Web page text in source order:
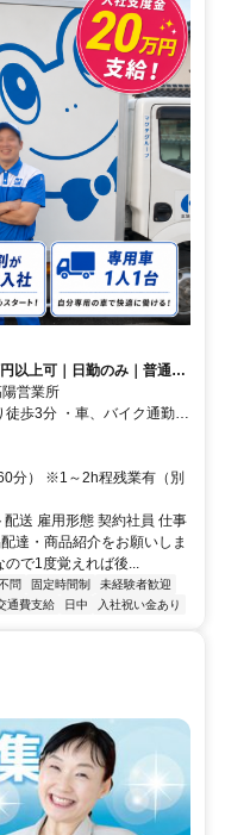
以上可｜日勤のみ｜普通免
営業所
歩3分 ・車、バイク通勤
分） ※1～2h程残業有（別
送 雇用形態 契約社員 仕事
達・商品紹介をお願いしま
ので1度覚えれば後...
問 固定時間制
未経験者歓迎
通費支給 日中 入社祝い金あり